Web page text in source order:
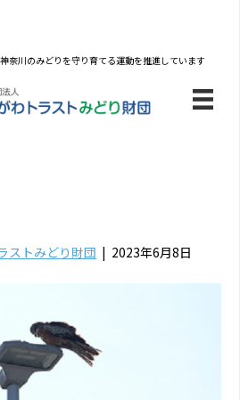
神奈川のみどりを守り育てる運動を推進しています
ストみどり財団 | 2023年6月8日